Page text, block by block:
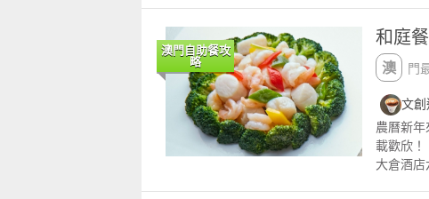
家一一介
肉 名廚
黑毛豬，
票價！
薦，開
能沒什
忍不住
珍貴材
定的，每
費及其他
「澳門
6節：早
澳門自助餐攻
略
和庭
澳
文
農曆新
載歡欣
大倉酒